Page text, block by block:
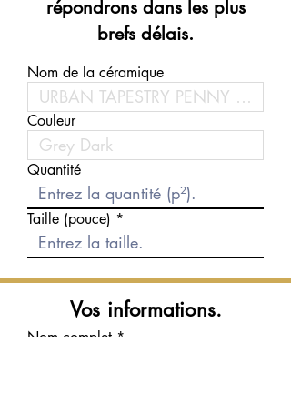
répondrons dans les plus
brefs délais.
Nom de la céramique
Couleur
Quantité
Taille (pouce)
Vos informations.
Nom complet